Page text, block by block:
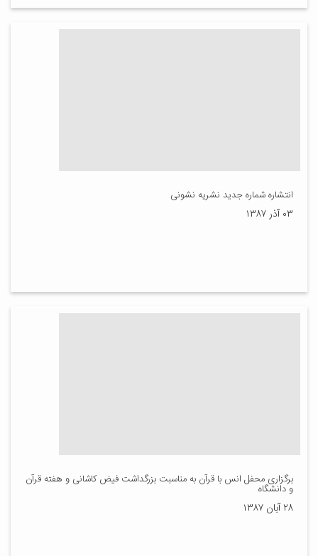
انتشاره شماره جدید نشریه نشونی
۰۳ آذر ۱۳۸۷
برگزاری محفل انس با قرآن به مناسبت بزرگداشت فیض کاشانی و هفته قرآن
و دانشگاه
۲۸ آبان ۱۳۸۷